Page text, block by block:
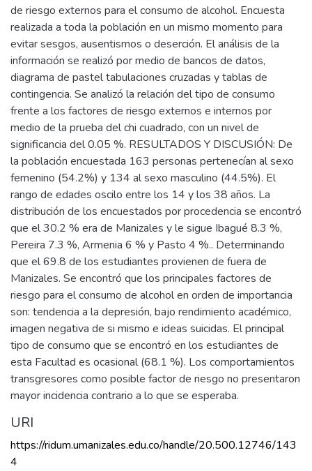
de riesgo externos para el consumo de alcohol. Encuesta
realizada a toda la población en un mismo momento para
evitar sesgos, ausentismos o deserción. El análisis de la
información se realizó por medio de bancos de datos,
diagrama de pastel tabulaciones cruzadas y tablas de
contingencia. Se analizó la relación del tipo de consumo
frente a los factores de riesgo externos e internos por
medio de la prueba del chi cuadrado, con un nivel de
significancia del 0.05 %. RESULTADOS Y DISCUSIÓN: De
la población encuestada 163 personas pertenecían al sexo
femenino (54.2%) y 134 al sexo masculino (44.5%). El
rango de edades oscilo entre los 14 y los 38 años. La
distribución de los encuestados por procedencia se encontró
que el 30.2 % era de Manizales y le sigue Ibagué 8.3 %,
Pereira 7.3 %, Armenia 6 % y Pasto 4 %.. Determinando
que el 69.8 de los estudiantes provienen de fuera de
Manizales. Se encontró que los principales factores de
riesgo para el consumo de alcohol en orden de importancia
son: tendencia a la depresión, bajo rendimiento académico,
imagen negativa de si mismo e ideas suicidas. El principal
tipo de consumo que se encontró en los estudiantes de
esta Facultad es ocasional (68.1 %). Los comportamientos
transgresores como posible factor de riesgo no presentaron
mayor incidencia contrario a lo que se esperaba.
URI
https://ridum.umanizales.edu.co/handle/20.500.12746/143
4